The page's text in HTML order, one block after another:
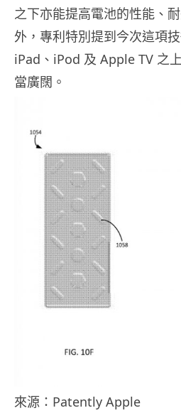
之下亦能提高電池的性能、
外，專利特別提到今次這項
iPad、iPod 及 Apple TV 之
當廣闊。
來源：Patently Apple